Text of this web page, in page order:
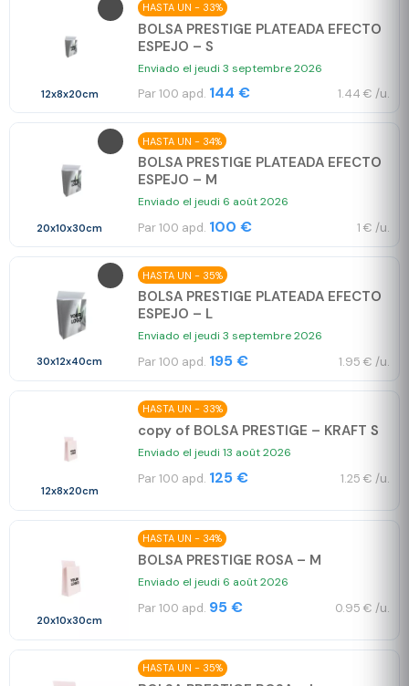
12x8x20cm
HASTA UN - 33%
BOLSA PRESTIGE PLATEADA EFECTO
ESPEJO – S
Enviado el jeudi 3 septembre 2026
Par 100 apd. 144 € 1.44 € /u.
20x10x30cm
HASTA UN - 34%
BOLSA PRESTIGE PLATEADA EFECTO
ESPEJO – M
Enviado el jeudi 6 août 2026
Par 100 apd. 100 € 1 € /u.
30x12x40cm
HASTA UN - 35%
BOLSA PRESTIGE PLATEADA EFECTO
ESPEJO – L
Enviado el jeudi 3 septembre 2026
Par 100 apd. 195 € 1.95 € /u.
12x8x20cm
HASTA UN - 33%
copy of BOLSA PRESTIGE – KRAFT S
Enviado el jeudi 13 août 2026
Par 100 apd. 125 € 1.25 € /u.
20x10x30cm
HASTA UN - 34%
BOLSA PRESTIGE ROSA – M
Enviado el jeudi 6 août 2026
Par 100 apd. 95 € 0.95 € /u.
HASTA UN - 35%